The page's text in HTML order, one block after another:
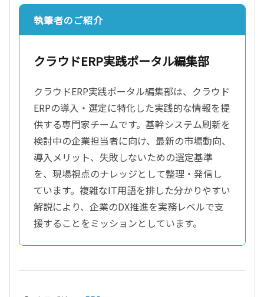
執筆者のご紹介
クラウドERP実践ポータル編集部
クラウドERP実践ポータル編集部は、クラウド
ERPの導入・選定に特化した実践的な情報を提
供する専門家チームです。基幹システム刷新を
検討中の企業担当者に向け、最新の市場動向、
導入メリット、失敗しないための選定基準
を、現場視点のナレッジとして整理・発信し
ています。複雑なIT用語を排した分かりやすい
解説により、企業のDX推進を実務レベルで支
援することをミッションとしています。